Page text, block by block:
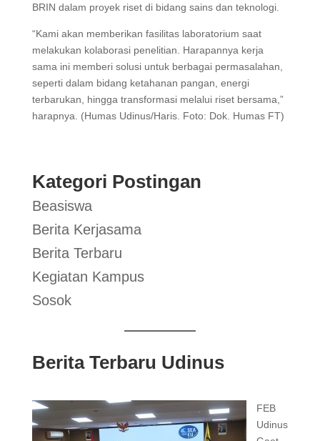
BRIN dalam proyek riset di bidang sains dan teknologi.
“Kami akan memberikan fasilitas laboratorium saat
melakukan kolaborasi penelitian. Harapannya kerja
sama ini memberi solusi untuk berbagai permasalahan,
seperti dalam bidang ketahanan pangan, energi
terbarukan, hingga transformasi melalui riset bersama,”
harapnya. (Humas Udinus/Haris. Foto: Dok. Humas FT)
Kategori Postingan
Beasiswa
Berita Kerjasama
Berita Terbaru
Kegiatan Kampus
Sosok
Berita Terbaru Udinus
FEB
Udinus